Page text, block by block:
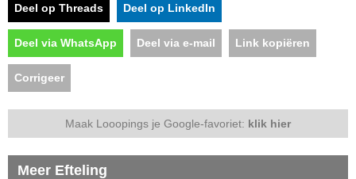
Deel op Threads Deel op LinkedIn
Deel via WhatsApp Deel via e-mail Link kopiëren
Corrigeer
Maak Looopings je Google-favoriet: klik hier
Meer Efteling